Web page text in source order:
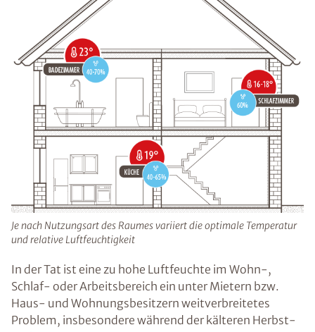
Je nach Nutzungsart des Raumes variiert die optimale Temperatur
und relative Luftfeuchtigkeit
In der Tat ist eine zu hohe Luftfeuchte im Wohn-,
Schlaf- oder Arbeitsbereich ein unter Mietern bzw.
Haus- und Wohnungsbesitzern weitverbreitetes
Problem, insbesondere während der kälteren Herbst-